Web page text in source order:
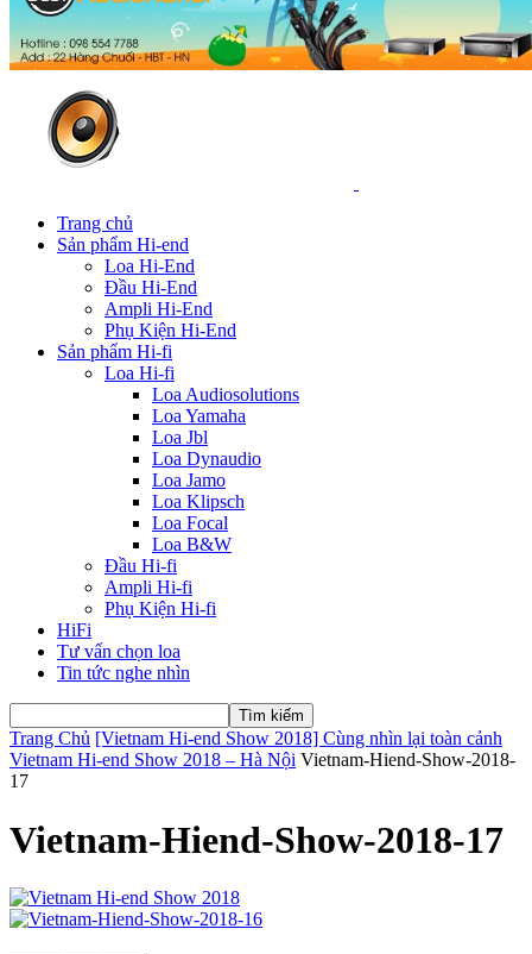
Trang chủ
Sản phẩm Hi-end
Loa Hi-End
Đầu Hi-End
Ampli Hi-End
Phụ Kiện Hi-End
Sản phẩm Hi-fi
Loa Hi-fi
Loa Audiosolutions
Loa Yamaha
Loa Jbl
Loa Dynaudio
Loa Jamo
Loa Klipsch
Loa Focal
Loa B&W
Đầu Hi-fi
Ampli Hi-fi
Phụ Kiện Hi-fi
HiFi
Tư vấn chọn loa
Tin tức nghe nhìn
Trang Chủ [Vietnam Hi-end Show 2018] Cùng nhìn lại toàn cảnh
Vietnam Hi-end Show 2018 – Hà Nội Vietnam-Hiend-Show-2018-
17
Vietnam-Hiend-Show-2018-17